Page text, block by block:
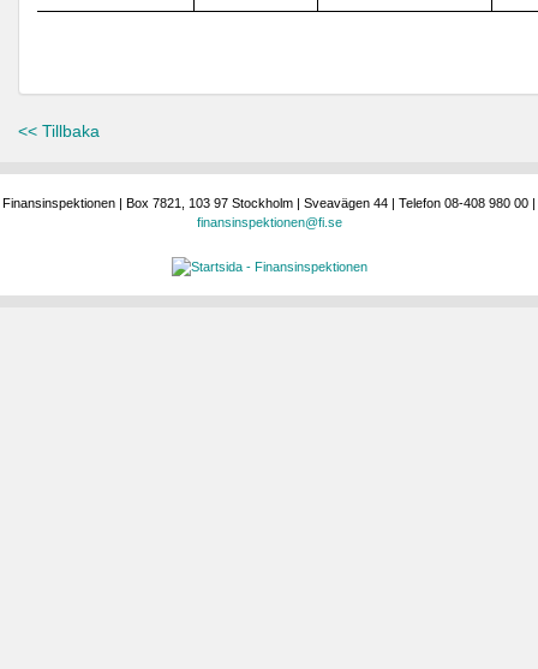
<< Tillbaka
Finansinspektionen | Box 7821, 103 97 Stockholm | Sveavägen 44 | Telefon 08-408 980 00 |
finansinspektionen@fi.se